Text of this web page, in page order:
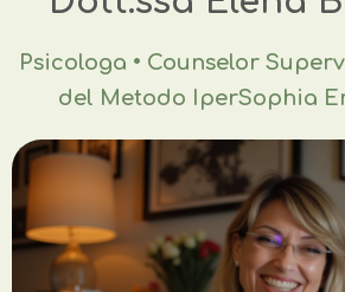
Psicologa • Counselor
del Metodo IperSophia